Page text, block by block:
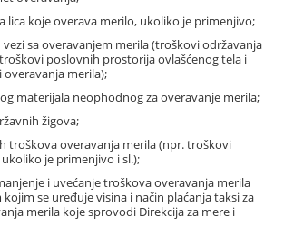
lica koje overava merilo, ukoliko je primenjivo;
sa overavanjem merila (troškovi održavanja
poslovnih prostorija ovlašćenog tela i
overavanja merila);
materijala neophodnog za overavanje merila;
žigova;
troškova overavanja merila (npr. troškovi
je primenjivo i sl.);
i uvećanje troškova overavanja merila
se uređuje visina i način plaćanja taksi za
merila koje sprovodi Direkcija za mere i